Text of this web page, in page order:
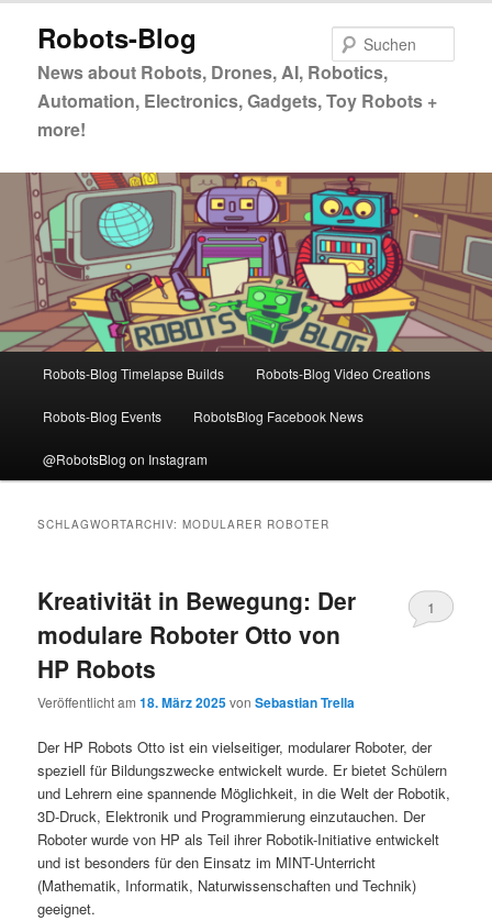
primären
springen
sekundären
springen
Robots-Blog
News about Robots, Drones, AI, Robotics,
Automation, Electronics, Gadgets, Toy Robots +
more!
Robots-Blog Timelapse Builds Robots-Blog Video Creations
Robots-Blog Events RobotsBlog Facebook News
@RobotsBlog on Instagram
SCHLAGWORTARCHIV:MODULARER ROBOTER
Kreativität in Bewegung: Der
modulare Roboter Otto von
HP Robots
Veröffentlicht am18. März 2025vonSebastian Trella
1
Der HP Robots Otto ist ein vielseitiger, modularer Roboter, der
speziell für Bildungszwecke entwickelt wurde. Er bietet Schülern
und Lehrern eine spannende Möglichkeit, in die Welt der Robotik,
3D-Druck, Elektronik und Programmierung einzutauchen. Der
Roboter wurde von HP als Teil ihrer Robotik-Initiative entwickelt
und ist besonders für den Einsatz im MINT-Unterricht
(Mathematik, Informatik, Naturwissenschaften und Technik)
geeignet.